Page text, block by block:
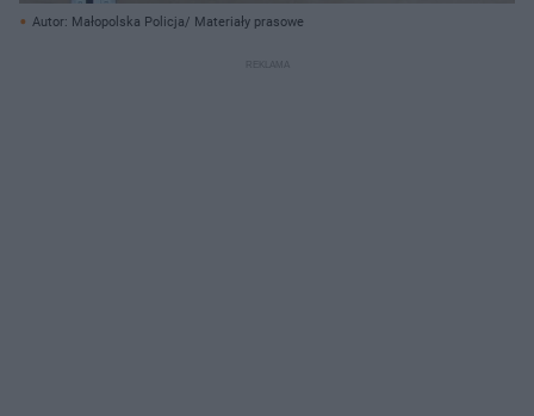
Autor: Małopolska Policja/ Materiały prasowe